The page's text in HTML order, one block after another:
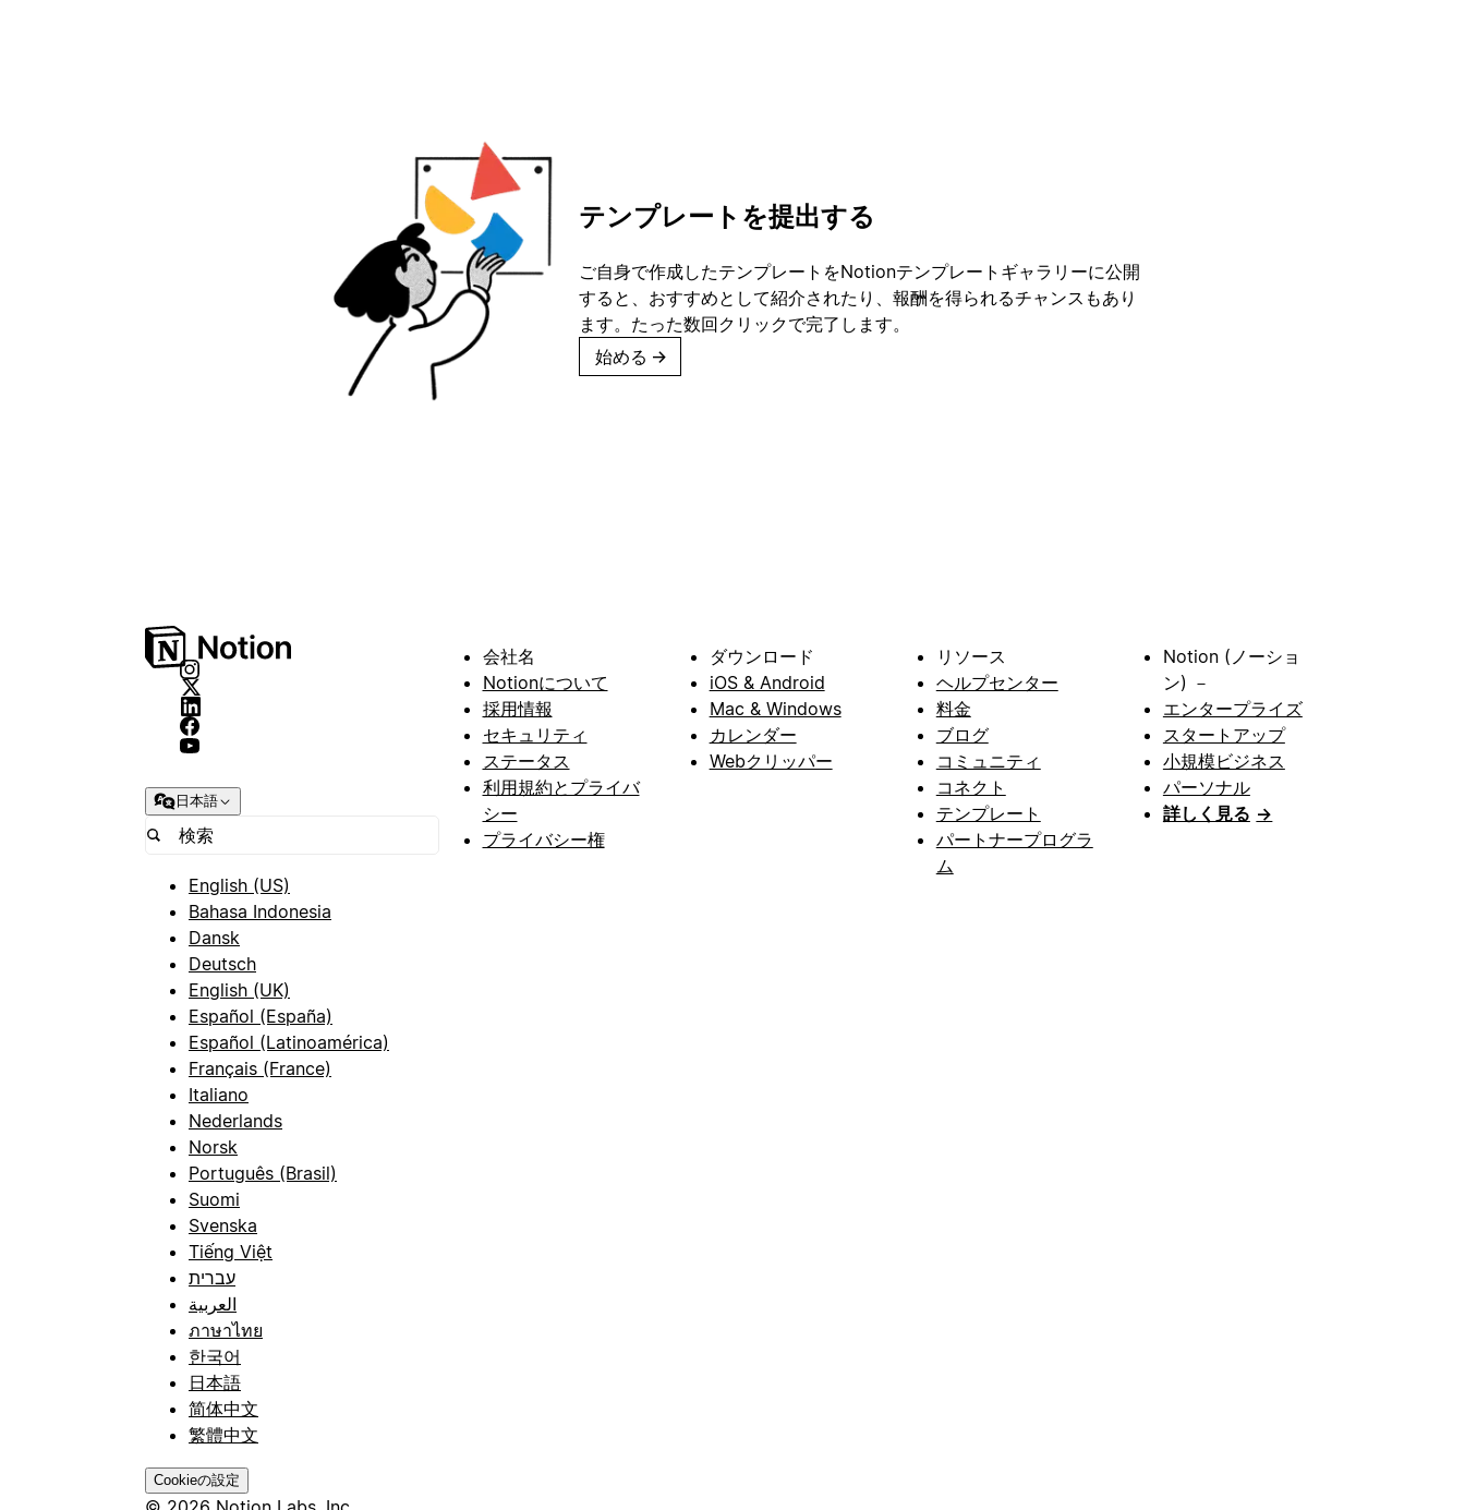
テンプレートを提出する
ご自身で作成したテンプレートをNotionテンプレートギャラリーに公開
すると、おすすめとして紹介されたり、報酬を得られるチャンスもあり
ます。たった数回クリックで完了します。
始める →
日本語
English (US)
Bahasa Indonesia
Dansk
Deutsch
English (UK)
Español (España)
Español (Latinoamérica)
Français (France)
Italiano
Nederlands
Norsk
Português (Brasil)
Suomi
Svenska
Tiếng Việt
עברית
العربية
ภาษาไทย
한국어
日本語
简体中文
繁體中文
Cookieの設定
会社名
Notionについて
採用情報
セキュリティ
ステータス
利用規約とプライバ
シー
プライバシー権
ダウンロード
iOS & Android
Mac & Windows
カレンダー
Webクリッパー
リソース
ヘルプセンター
料金
ブログ
コミュニティ
コネクト
テンプレート
パートナープログラ
ム
Notion (ノーショ
ン) －
エンタープライズ
スタートアップ
小規模ビジネス
パーソナル
詳しく見る →